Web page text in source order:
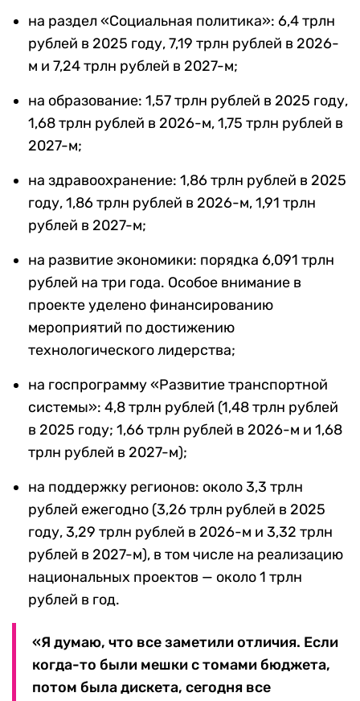
на раздел «Социальная политика»: 6,4 трлн
рублей в 2025 году, 7,19 трлн рублей в 2026-
м и 7,24 трлн рублей в 2027-м;
на образование: 1,57 трлн рублей в 2025 году,
1,68 трлн рублей в 2026-м, 1,75 трлн рублей в
2027-м;
на здравоохранение: 1,86 трлн рублей в 2025
году, 1,86 трлн рублей в 2026-м, 1,91 трлн
рублей в 2027-м;
на развитие экономики: порядка 6,091 трлн
рублей на три года. Особое внимание в
проекте уделено финансированию
мероприятий по достижению
технологического лидерства;
на госпрограмму «Развитие транспортной
системы»: 4,8 трлн рублей (1,48 трлн рублей
в 2025 году; 1,66 трлн рублей в 2026-м и 1,68
трлн рублей в 2027-м);
на поддержку регионов: около 3,3 трлн
рублей ежегодно (3,26 трлн рублей в 2025
году, 3,29 трлн рублей в 2026-м и 3,32 трлн
рублей в 2027-м), в том числе на реализацию
национальных проектов — около 1 трлн
рублей в год.
«Я думаю, что все заметили отличия. Если
когда-то были мешки с томами бюджета,
потом была дискета, сегодня все